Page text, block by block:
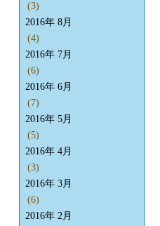
(3)
2016年 8月
(4)
2016年 7月
(6)
2016年 6月
(7)
2016年 5月
(5)
2016年 4月
(3)
2016年 3月
(6)
2016年 2月